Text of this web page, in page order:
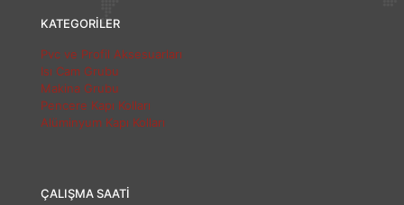
KATEGORİLER
Pvc ve Profil Aksesuarları
Isı Cam Grubu
Makina Grubu
Pencere Kapı Kolları
Alüminyum Kapı Kolları
ÇALIŞMA SAATİ